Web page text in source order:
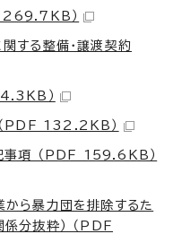
269.7KB）
する整備・譲渡契約
）
PDF 132.2KB）
項 （PDF 159.6KB）
ら暴力団を排除するた
分抜粋） （PDF